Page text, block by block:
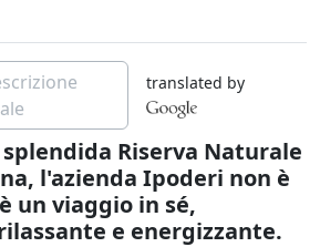
translated by
Riserva Naturale
l'azienda Ipoderi non è
un viaggio in sé,
e energizzante.